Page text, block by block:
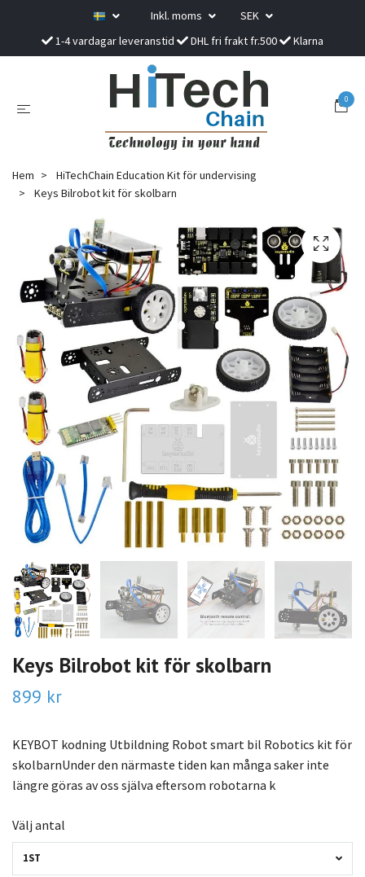
Inkl. moms
SEK
1-4 vardagar leveranstid
DHL fri frakt fr.500 Klarna
0
Hem
HiTechChain Education Kit för undervising
Keys Bilrobot kit för skolbarn
Keys Bilrobot kit för skolbarn
899 kr
KEYBOT kodning Utbildning Robot smart bil Robotics kit för
skolbarnUnder den närmaste tiden kan många saker inte
längre göras av oss själva eftersom robotarna k
Välj antal
1ST